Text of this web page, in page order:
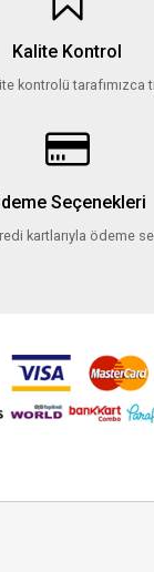
Kalite Kontrol
kontrolü tarafımızca
Seçenekleri
kartlarıyla ödeme